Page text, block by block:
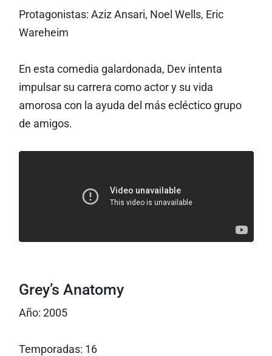
Protagonistas: Aziz Ansari, Noel Wells, Eric
Wareheim
En esta comedia galardonada, Dev intenta
impulsar su carrera como actor y su vida
amorosa con la ayuda del más ecléctico grupo
de amigos.
Grey’s Anatomy
Año: 2005
Temporadas: 16